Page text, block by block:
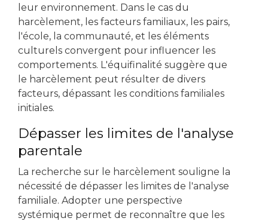
leur environnement. Dans le cas du
harcèlement, les facteurs familiaux, les pairs,
l'école, la communauté, et les éléments
culturels convergent pour influencer les
comportements. L'équifinalité suggère que
le harcèlement peut résulter de divers
facteurs, dépassant les conditions familiales
initiales.
Dépasser les limites de l'analyse
parentale
La recherche sur le harcèlement souligne la
nécessité de dépasser les limites de l'analyse
familiale. Adopter une perspective
systémique permet de reconnaître que les